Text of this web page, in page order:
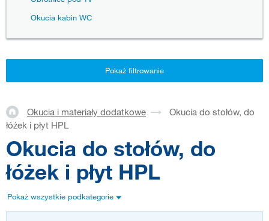
Okucia kabin WC
Pokaż filtrowanie
Okucia i materiały dodatkowe
Okucia do stołów, do
łóżek i płyt HPL
Okucia do stołów, do
łóżek i płyt HPL
Pokaż wszystkie podkategorie